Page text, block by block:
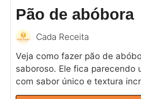
Pão de abóbora
Cada Receita
Veja como fazer pão de
saboroso. Ele fica parecendo
com sabor único e textura